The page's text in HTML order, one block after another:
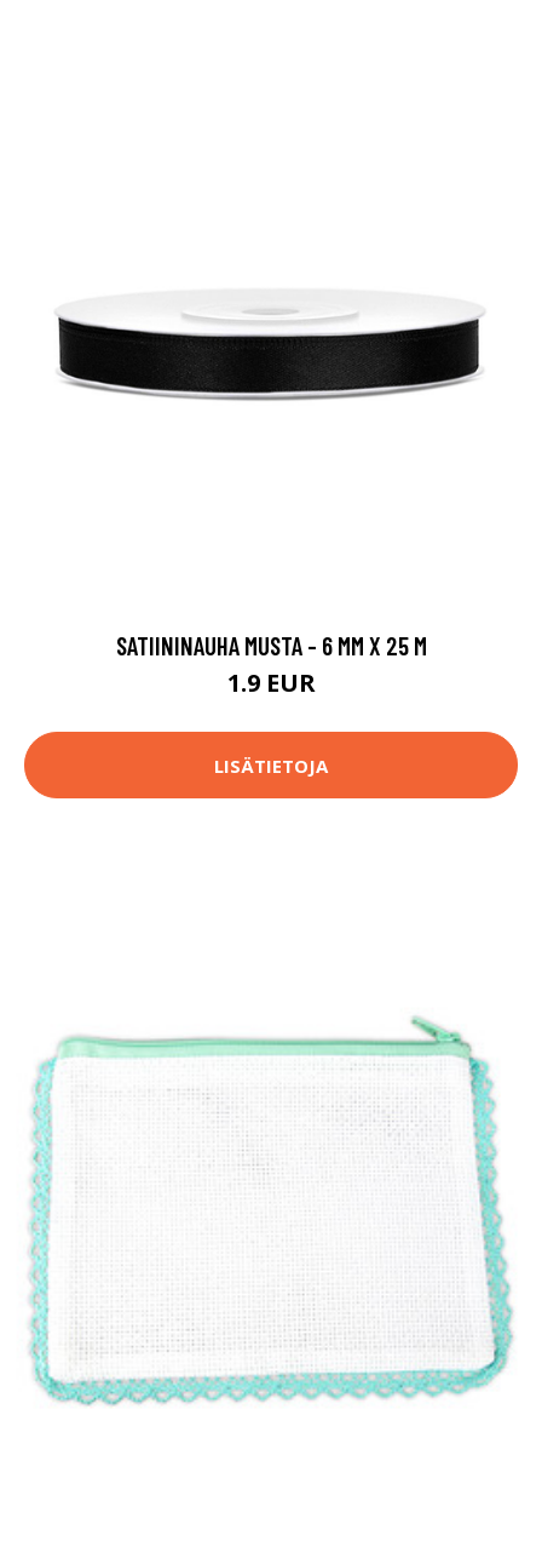
SATIININAUHA MUSTA - 6 MM X 25 M
1.9 EUR
LISÄTIETOJA